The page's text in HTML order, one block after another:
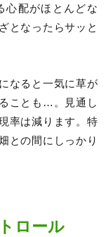
心配がほとんどな
となったらサッと
なると一気に草が
ことも…。見通し
率は減ります。特
との間にしっかり
ロール